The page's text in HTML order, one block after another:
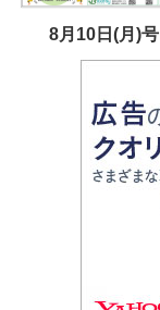
8月10日(月)号